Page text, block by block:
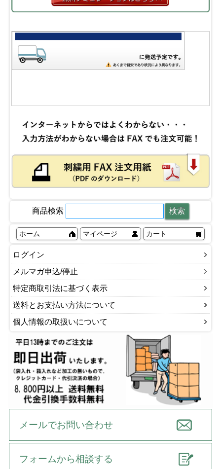
商品検索
ホーム マイページ カート
ログイン
メルマガ申込/停止
特定商取引法に基づく表示
送料とお支払い方法について
個人情報の取扱いについて
メールでお問い合わせ
フォームから相談する